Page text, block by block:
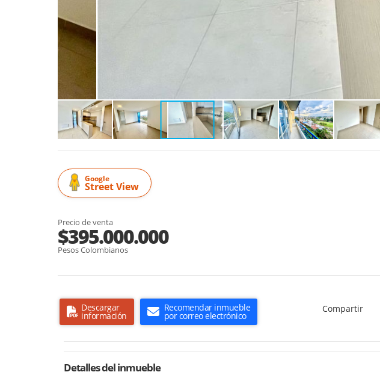
Google
Street View
Precio de venta
$395.000.000
Pesos Colombianos
Descargar
información
Recomendar inmueble
por correo electrónico
Compartir
Detalles del inmueble